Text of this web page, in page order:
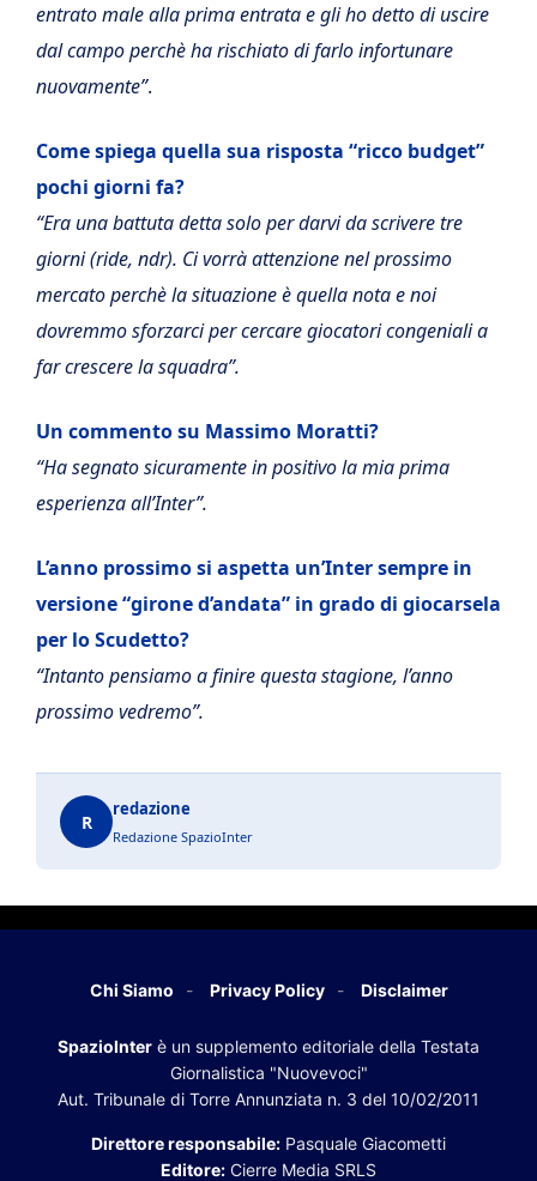
entrato male alla prima entrata e gli ho detto di uscire
dal campo perchè ha rischiato di farlo infortunare
nuovamente”.
Come spiega quella sua risposta “ricco budget”
pochi giorni fa?
“Era una battuta detta solo per darvi da scrivere tre
giorni (ride, ndr). Ci vorrà attenzione nel prossimo
mercato perchè la situazione è quella nota e noi
dovremmo sforzarci per cercare giocatori congeniali a
far crescere la squadra”.
Un commento su Massimo Moratti?
“Ha segnato sicuramente in positivo la mia prima
esperienza all’Inter”.
L’anno prossimo si aspetta un’Inter sempre in
versione “girone d’andata” in grado di giocarsela
per lo Scudetto?
“Intanto pensiamo a finire questa stagione, l’anno
prossimo vedremo”.
R
redazione
Redazione SpazioInter
Chi Siamo Privacy Policy Disclaimer
SpazioInter è un supplemento editoriale della Testata
Giornalistica "Nuovevoci"
Aut. Tribunale di Torre Annunziata n. 3 del 10/02/2011
Direttore responsabile: Pasquale Giacometti
Editore: Cierre Media SRLS